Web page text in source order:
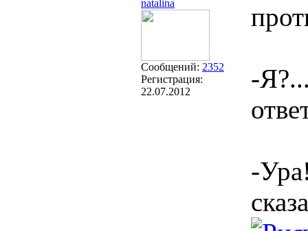
natalina
Сообщений: 2352
Регистрация:
22.07.2012
-
-